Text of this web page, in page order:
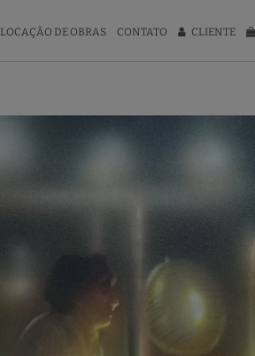
LOCAÇÃO DE OBRAS CONTATO CLIENTE